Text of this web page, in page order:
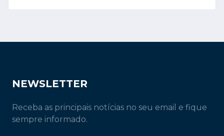
NEWSLETTER
Receba as principais notícias no seu email e fique
sempre informado.